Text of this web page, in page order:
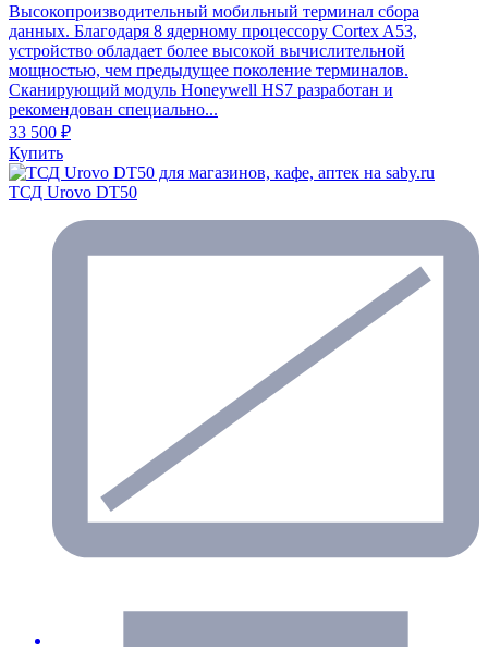
Высокопроизводительный мобильный терминал сбора
данных. Благодаря 8 ядерному процессору Cortex A53,
устройство обладает более высокой вычислительной
мощностью, чем предыдущее поколение терминалов.
Сканирующий модуль Honeywell HS7 разработан и
рекомендован специально...
33 500 ₽
Купить
ТСД Urovo DT50